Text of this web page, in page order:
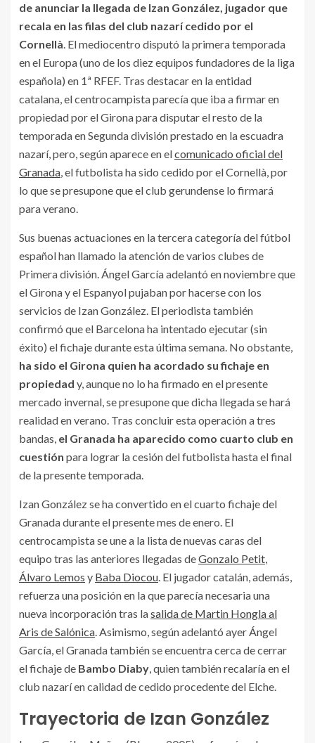
de anunciar la llegada de Izan González, jugador que
recala en las filas del club nazarí cedido por el
Cornellà. El mediocentro disputó la primera temporada
en el Europa (uno de los diez equipos fundadores de la liga
española) en 1ª RFEF. Tras destacar en la entidad
catalana, el centrocampista parecía que iba a firmar en
propiedad por el Girona para disputar el resto de la
temporada en Segunda división prestado en la escuadra
nazarí, pero, según aparece en elcomunicado oficial del
Granada, el futbolista ha sido cedido por el Cornellà, por
lo que se presupone que el club gerundense lo firmará
para verano.
Sus buenas actuaciones en la tercera categoría del fútbol
español han llamado la atención de varios clubes de
Primera división. Ángel García adelantó en noviembre que
el Girona y el Espanyol pujaban por hacerse con los
servicios de Izan González. El periodista también
confirmó que el Barcelona ha intentado ejecutar (sin
éxito) el fichaje durante esta última semana. No obstante,
ha sido el Girona quien ha acordado su fichaje en
propiedad y, aunque no lo ha firmado en el presente
mercado invernal, se presupone que dicha llegada se hará
realidad en verano. Tras concluir esta operación a tres
bandas, el Granada ha aparecido como cuarto club en
cuestión para lograr la cesión del futbolista hasta el final
de la presente temporada.
Izan González se ha convertido en el cuarto fichaje del
Granada durante el presente mes de enero. El
centrocampista se une a la lista de nuevas caras del
equipo tras las anteriores llegadas deGonzalo Petit,
Álvaro Lemos y Baba Diocou. El jugador catalán, además,
refuerza una posición en la que parecía necesaria una
nueva incorporación tras lasalida de Martin Hongla al
Aris de Salónica. Asimismo, según adelantó ayer Ángel
García, el Granada también se encuentra cerca de cerrar
el fichaje de Bambo Diaby, quien también recalaría en el
club nazarí en calidad de cedido procedente del Elche.
Trayectoria de Izan González